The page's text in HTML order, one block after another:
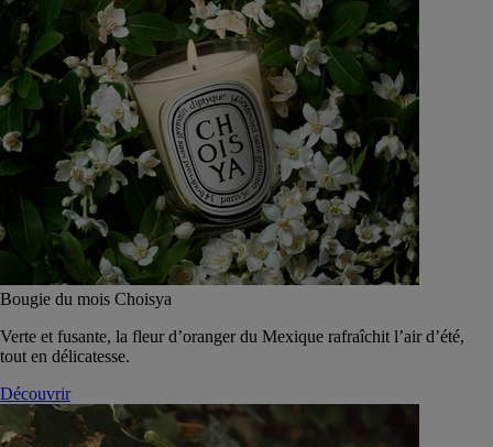
Bougie du mois Choisya
Verte et fusante, la fleur d’oranger du Mexique rafraîchit l’air d’été,
tout en délicatesse.
Découvrir